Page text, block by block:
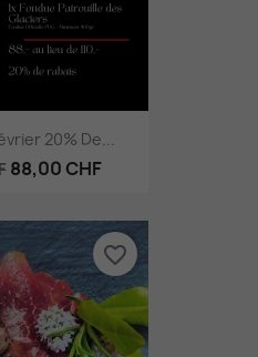
20% De...
88,00 CHF
favorite_border